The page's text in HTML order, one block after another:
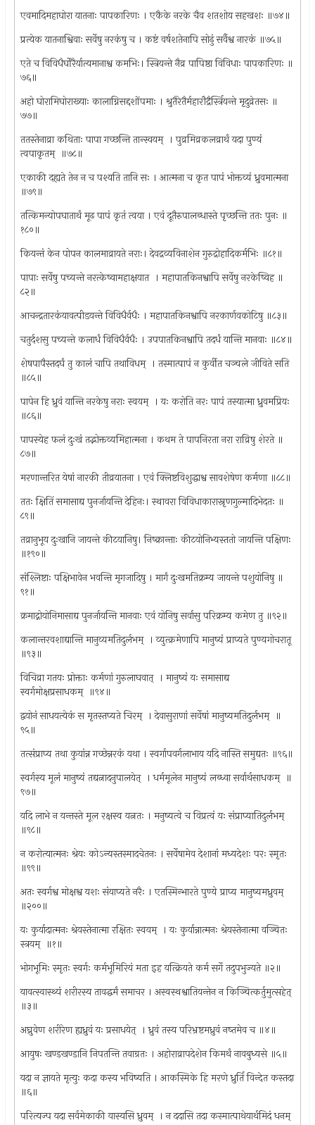
एवमादिमहाघोरा यातनाः पापकारिणः । एकैके नरके चैव शतशोय सहखशः ॥७४॥
प्रत्येक यातनाश्विवाः सर्वेषु नरकंषु च । कष्टं वर्षशतेनापि सोढुं सर्वैश्व नारकं ॥७५॥
एते च विविधैर्घोरैर्यात्यमानाश्व कमभिः। स्त्रियन्ते नैव्र पापिष्ठा विविधाः पापकारिणः ॥
७६॥
अहो घोरामिघोराख्याः कालाग्निसद्दशोंपमाः । श्रुतैरेतैर्महारौद्रैर्स्त्रियन्ते मृदुव्रेतसः ॥
७७॥
ततस्तेनाव्रा कथिताः पापा गच्छन्ति तान्स्वयम् ‍ । पुव्रमिव्रकलव्रार्थं यदा पुण्यं
त्वपाकृतम् ‍ ॥७८॥
एकाकी दह्यते तेन न च पश्यति तानि सः । आत्मना च कृत पापं भोक्तव्यं ध्रुवमात्मना
॥७९॥
तत्किमन्योपघातार्थं मूढ पापं कृतं त्वया । एवं दूतैरुपालब्धास्ते पृच्छन्ति ततः पुनः ॥
१८०॥
कियन्तं केन पोपन कालमाव्रायते नराः। देवद्रव्यविनाशेन गुरुद्रोहादिकर्मभिः ॥८१॥
पापाः सर्वेषु पच्यन्ते नरत्केष्वामहाक्षयात ‍ । महापातकिनश्वापि सर्वेषु नरकेष्विह ॥
८२॥
आचन्द्रतारकंयावत्पीडयन्ते विविधैर्वधैः । महापातकिनश्वापि नरकार्णवकोटिषु ॥८३॥
चतुर्दशसु पच्यन्ते कलार्धं विविधैर्वधैः । उपपातकिनश्वापि तदर्धं यान्ति मानवाः ॥८४॥
शेषपापैस्तदर्घं तु कालं चापि तथाविधम् ‍ । तस्मात्पापं न कुर्वीत चञ्चले जीविते सति
॥८५॥
पापेन हि ध्रुवं यान्ति नरकेषु नराः स्वयम् ‍ । यः करोति नरः पापं तस्यात्मा ध्रुवमप्रियः
॥८६॥
पापस्येह फलं दुःखं तद्भोक्तव्यमिहात्मना । कथम ते पापनिरता नरा राव्रिषु शेरते ॥
८७॥
मरणान्तरित येषां नारकी तीव्रयातना । एवं क्लिष्टविशुद्धाश्व सावशेषेण कर्मणा ॥८८॥
ततः क्षितिं समासाद्य पुनर्जायन्ति देहिनः। स्थावरा विविधाकारास्नृणगुल्मादिभेदतः ॥
८९॥
तव्रानुभूय दुःखानि जायन्ते कीटयानिषु। निष्क्रान्ताः कीटयोनिभ्यस्ततो जायन्ति पक्षिणः
॥१९०॥
संश्लिष्टाः पक्षिभावेन भवन्ति मृगजादिषु । मार्गं दुःखमतिक्रम्य जायन्ते पशुयोनिषु ॥
९१॥
क्रमाद्नोयोनिमासाद्य पुनर्जायन्ति मानवाः एवं योनिषु सर्वासु परिक्रम्य कमेण तु ॥९२॥
कलान्तरवशाद्यान्ति मानुव्यमतिदुर्लभम् ‍ । व्युत्क्रमेणापि मानुष्यं प्राप्यते पुण्यगोचरातू
॥९३॥
विचिव्रा गतयः प्रोक्ताः कर्मणां गुरुलाघवात् ‍ । मानुष्यं यः समासाद्य
स्वर्गमोक्षप्रसाधकम् ‍ ॥९४॥
द्वयोनं साधयत्येकं स मृतस्तप्यते चिरम् ‍ । देवासुराणां सर्वेषां मानुष्यमतिदुर्लभम् ‍ ॥
९५॥
तत्संप्राप्य तथा कुयांन्न गच्छेन्नरकं यथा । स्वर्गापवर्गलाभाय यदि नास्ति समुद्यतः ॥९६॥
स्वर्गस्य मूलं मानुष्यं तद्यत्नादनुपालयेत् ‍ । धर्ममूलेन मानुष्यं लब्ध्वा सर्वार्थसाधकम् ‍ ॥
९७॥
यदि लाभे न यन्तस्ते मूल रक्षस्व यत्नतः । मनुष्यत्वे च विप्रत्वं यः संप्राप्यातिदुर्लभम् ‍
॥९८॥
न करोत्यात्मनः श्रेयः कोऽन्यस्तस्मादचेतनः । सर्वेषामेव देशानां मध्यदेशः परः स्मृतः
॥९९॥
अतः स्वर्गश्व मोक्षश्व यशः संयाप्यते नरैः । एतस्मिन्भारते पुण्ये प्राप्य मानुष्यमध्रुवम् ‍
॥२००॥
यः कुर्यादात्मनः श्रेयस्तेनात्मा रक्षितः स्वयम् ‍ । यः कुर्यान्नात्मनः श्रेयस्तेनात्मा वञ्चितः
स्त्रयम् ‍ ॥१॥
भोगभूमिः स्मृतः स्वर्गः कर्मभूमिरियं मता इह यत्क्रियते कर्म सर्गे तदुपभुज्यते ॥२॥
यावत्स्वास्थ्यं शरीरस्य तावद्धर्मं समाचर । अस्वस्थश्वातियन्तेन न किञ्चित्कर्तुमुत्सहेत् ‍
॥३॥
अघ्रुवेण शरीरेण ह्यध्रुवं यः प्रसाधयेत् ‍ । ध्रुवं तस्य परिभ्रष्टमध्रुवं नष्तमेव च ॥४॥
आयुषः खण्डखण्डानि निपतन्ति तवाग्रतः । अहोराव्रापदेशेन किमर्थं नावबुध्यसे ॥५॥
यदा न ज्ञायते मृत्युः कदा कस्य भविष्यति । आकस्मिके हि मरणे ध्रुर्ति विन्देत कस्तदा
॥६॥
परित्यज्प यदा सर्वमेकाकी यास्यसि ध्रुवम् ‍ । न ददासि तदा कस्मात्पाथेयार्थमिदं धनम् ‍